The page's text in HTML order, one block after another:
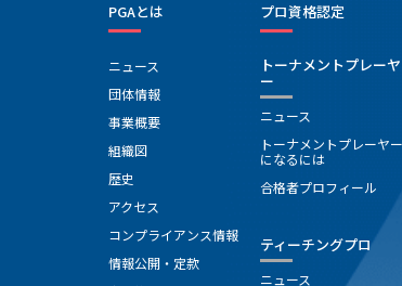
PGAとは
ニュース
団体情報
事業概要
組織図
歴史
アクセス
コンプライアンス情報
情報公開・定款
プロ資格認定
トーナメントプレーヤ
ー
ニュース
トーナメントプレーヤー
になるには
合格者プロフィール
ティーチングプロ
ニュース